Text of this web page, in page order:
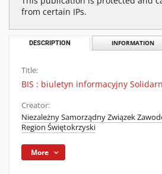
from certain IPs.
DESCRIPTION INFORMATION
Title:
BIS : biuletyn informacyjny
Creator:
Niezależny Samorządny Związek
Region Świętokrzyski
More